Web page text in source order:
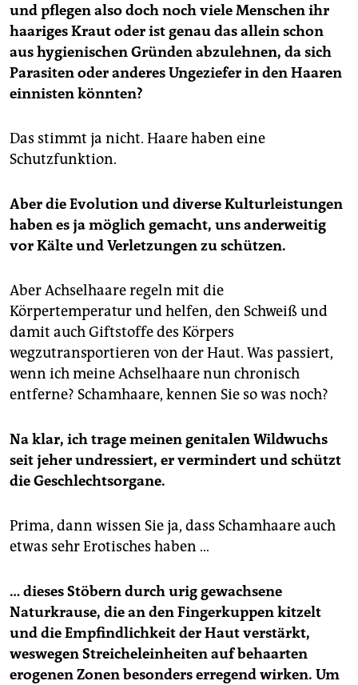
und pflegen also doch noch viele Menschen ihr
haariges Kraut oder ist genau das allein schon
aus hygienischen Gründen abzulehnen, da sich
Parasiten oder anderes Ungeziefer in den Haaren
einnisten könnten?
Das stimmt ja nicht. Haare haben eine
Schutzfunktion.
Aber die Evolution und diverse Kulturleistungen
haben es ja möglich gemacht, uns anderweitig
vor Kälte und Verletzungen zu schützen.
Aber Achselhaare regeln mit die
Körpertemperatur und helfen, den Schweiß und
damit auch Giftstoffe des Körpers
wegzutransportieren von der Haut. Was passiert,
wenn ich meine Achselhaare nun chronisch
entferne? Schamhaare, kennen Sie so was noch?
Na klar, ich trage meinen genitalen Wildwuchs
seit jeher undressiert, er vermindert und schützt
die Geschlechtsorgane.
Prima, dann wissen Sie ja, dass Schamhaare auch
etwas sehr Erotisches haben …
… dieses Stöbern durch urig gewachsene
Naturkrause, die an den Fingerkuppen kitzelt
und die Empfindlichkeit der Haut verstärkt,
weswegen Streicheleinheiten auf behaarten
erogenen Zonen besonders erregend wirken. Um